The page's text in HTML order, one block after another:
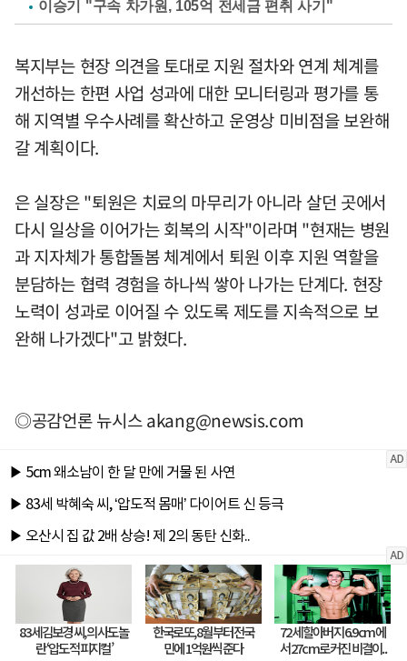
이승기 "구속 차가원, 105억 전세금 편취 사기"
복지부는 현장 의견을 토대로 지원 절차와 연계 체계를
개선하는 한편 사업 성과에 대한 모니터링과 평가를 통
해 지역별 우수사례를 확산하고 운영상 미비점을 보완해
갈 계획이다.
은 실장은 "퇴원은 치료의 마무리가 아니라 살던 곳에서
다시 일상을 이어가는 회복의 시작"이라며 "현재는 병원
과 지자체가 통합돌봄 체계에서 퇴원 이후 지원 역할을
분담하는 협력 경험을 하나씩 쌓아 나가는 단계다. 현장
노력이 성과로 이어질 수 있도록 제도를 지속적으로 보
완해 나가겠다"고 밝혔다.
◎공감언론 뉴시스akang@newsis.com